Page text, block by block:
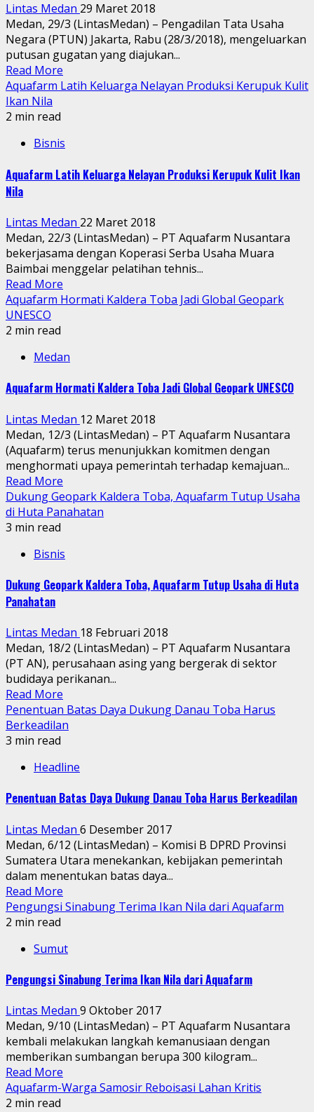
Lintas Medan 29 Maret 2018
Medan, 29/3 (LintasMedan) – Pengadilan Tata Usaha
Negara (PTUN) Jakarta, Rabu (28/3/2018), mengeluarkan
putusan gugatan yang diajukan...
Read More
Aquafarm Latih Keluarga Nelayan Produksi Kerupuk Kulit
Ikan Nila
2 min read
Bisnis
Aquafarm Latih Keluarga Nelayan Produksi Kerupuk Kulit Ikan
Nila
Lintas Medan 22 Maret 2018
Medan, 22/3 (LintasMedan) – PT Aquafarm Nusantara
bekerjasama dengan Koperasi Serba Usaha Muara
Baimbai menggelar pelatihan tehnis...
Read More
Aquafarm Hormati Kaldera Toba Jadi Global Geopark
UNESCO
2 min read
Medan
Aquafarm Hormati Kaldera Toba Jadi Global Geopark UNESCO
Lintas Medan 12 Maret 2018
Medan, 12/3 (LintasMedan) – PT Aquafarm Nusantara
(Aquafarm) terus menunjukkan komitmen dengan
menghormati upaya pemerintah terhadap kemajuan...
Read More
Dukung Geopark Kaldera Toba, Aquafarm Tutup Usaha
di Huta Panahatan
3 min read
Bisnis
Dukung Geopark Kaldera Toba, Aquafarm Tutup Usaha di Huta
Panahatan
Lintas Medan 18 Februari 2018
Medan, 18/2 (LintasMedan) – PT Aquafarm Nusantara
(PT AN), perusahaan asing yang bergerak di sektor
budidaya perikanan...
Read More
Penentuan Batas Daya Dukung Danau Toba Harus
Berkeadilan
3 min read
Headline
Penentuan Batas Daya Dukung Danau Toba Harus Berkeadilan
Lintas Medan 6 Desember 2017
Medan, 6/12 (LintasMedan) – Komisi B DPRD Provinsi
Sumatera Utara menekankan, kebijakan pemerintah
dalam menentukan batas daya...
Read More
Pengungsi Sinabung Terima Ikan Nila dari Aquafarm
2 min read
Sumut
Pengungsi Sinabung Terima Ikan Nila dari Aquafarm
Lintas Medan 9 Oktober 2017
Medan, 9/10 (LintasMedan) – PT Aquafarm Nusantara
kembali melakukan langkah kemanusiaan dengan
memberikan sumbangan berupa 300 kilogram...
Read More
Aquafarm-Warga Samosir Reboisasi Lahan Kritis
2 min read